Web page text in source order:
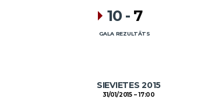
10 - 7
GALA REZULTĀTS
SIEVIETES 2015
31/01/2015 17:00